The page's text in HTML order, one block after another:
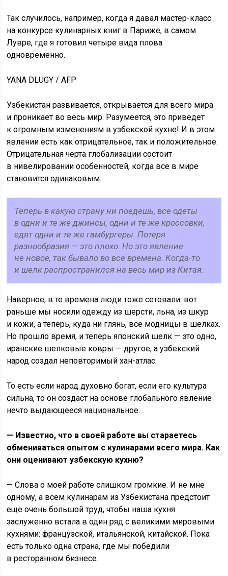
Так случилось, например, когда я давал мастер-класс
на конкурсе кулинарных книг в Париже, в самом
Лувре, где я готовил четыре вида плова
одновременно.
YANA DLUGY / AFP
Узбекистан развивается, открывается для всего мира
и проникает во весь мир. Разумеется, это приведет
к огромным изменениям в узбекской кухне! И в этом
явлении есть как отрицательное, так и положительное.
Отрицательная черта глобализации состоит
в нивелировании особенностей, когда все в мире
становится одинаковым.
Теперь в какую страну ни поедешь, все одеты
в одни и те же джинсы, одни и те же кроссовки,
едят одни и те же гамбургеры. Потеря
разнообразия — это плохо. Но это явление
не новое, так бывало во все времена. Когда-то
и шелк распространился на весь мир из Китая.
Наверное, в те времена люди тоже сетовали: вот
раньше мы носили одежду из шерсти, льна, из шкур
и кожи, а теперь, куда ни глянь, все модницы в шелках.
Но прошло время, и теперь японский шелк — это одно,
иранские шелковые ковры — другое, а узбекский
народ создал неповторимый хан-атлас.
То есть если народ духовно богат, если его культура
сильна, то он создаст на основе глобального явление
нечто выдающееся национальное.
— Известно, что в своей работе вы стараетесь
обмениваться опытом с кулинарами всего мира. Как
они оценивают узбекскую кухню?
— Слова о моей работе слишком громкие. И не мне
одному, а всем кулинарам из Узбекистана предстоит
еще очень большой труд, чтобы наша кухня
заслуженно встала в один ряд с великими мировыми
кухнями: французской, итальянской, китайской. Пока
есть только одна страна, где мы победили
в ресторанном бизнесе.